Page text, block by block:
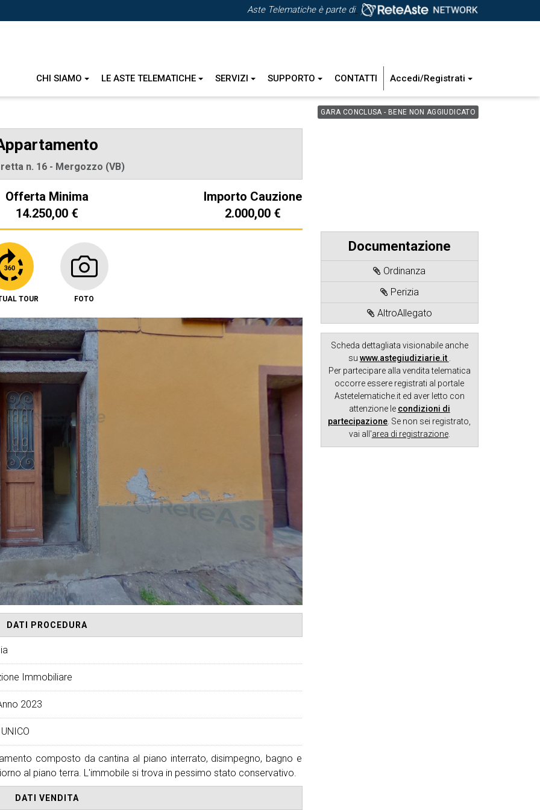
Aste Telematiche è parte di
CHI SIAMO LE ASTE TELEMATICHE SERVIZI SUPPORTO CONTATTI Accedi/Registrati
GARA CONCLUSA - BENE NON AGGIUDICATO
n. 16 - Mergozzo (VB)
Offerta Minima
14.250,00 €
Importo Cauzione
2.000,00 €
Documentazione
Ordinanza
Perizia
AltroAllegato
Scheda dettagliata visionabile anche
su www.astegiudiziarie.it
Per partecipare alla vendita telematica
occorre essere registrati al portale
Astetelematiche.it ed aver letto con
attenzione le condizioni di
partecipazione . Se non sei registrato,
vai all'area di registrazione.
TOUR FOTO
DATI PROCEDURA
Immobiliare
2023
composto da cantina al piano interrato, disimpegno, bagno e
al piano terra. L'immobile si trova in pessimo stato conservativo.
DATI VENDITA